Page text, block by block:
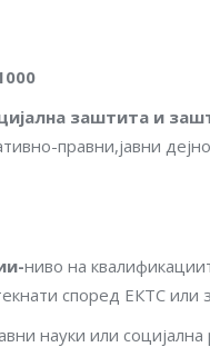
заштита и
правни,јавни
ниво на
според ЕКТС
науки или